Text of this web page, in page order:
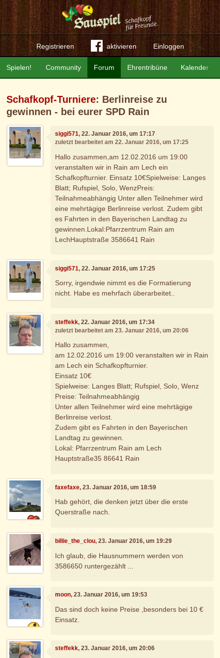
Registrieren aktivieren Einloggen
Community Forum Ehrentribüne Kalender
Spielen!
Schafkopf-Turniere: Berlinreise zu
gewinnen - bei eurer SPD Rain
siggi571, 22. Januar 2016, um 17:17
zuletzt bearbeitet am 22. Januar 2016, um 17:25
Hallo zusammen,am 12.02.2016 um 19:00
veranstalten wir in Rain am Lech ein
Schafkopfturnier. Einsatz 10€Spielweise: Langes
Blatt; Rufspiel, Solo, WenzPreis:
Teilnahmeabhängig Unter allen Teilnehmer wird
eine mehrtägige Berlinreise verlost. Zudem gibt
es Fahrten in den Bayerischen Landtag zu
gewinnen.Lokal:Pfarrzentrum Rain am
LechHauptstraße 3586641 Rain
siggi571, 22. Januar 2016, um 17:25
Sorry, irgendwie nimmt es die Formatierung
nicht. Habe es mehrfach überarbeitet..
steffekk, 22. Januar 2016, um 17:34
zuletzt bearbeitet am 23. Januar 2016, um 20:06
Hallo zusammen,
am 12.02.2016 um 19:00 veranstalten wir in Rain
am Lech ein Schafkopfturnier.
Einsatz 10€
Spielweise: Langes Blatt; Rufspiel, Solo, Wenz
Preise: Teilnahmeabhängig
Unter allen Teilnehmer wird eine mehrtägige
Berlinreise verlost.
Zudem gibt es Fahrten in den Bayerischen
Landtag zu gewinnen.
Lokal: Pfarrzentrum Rain am Lech
Hauptstraße35 86641 Rain
faxefaxe, 23. Januar 2016, um 18:59
Hab gehört, die denken jetzt über die erste
Querstraße nach.
billie_the_clou, 23. Januar 2016, um 19:29
Ich glaub, die Hausnummern werden von
3586650 runtergezählt ...
moon, 23. Januar 2016, um 19:53
Das sind doch keine Preise ,besonders bei 10 €
Einsatz.
steffekk, 23. Januar 2016, um 20:06